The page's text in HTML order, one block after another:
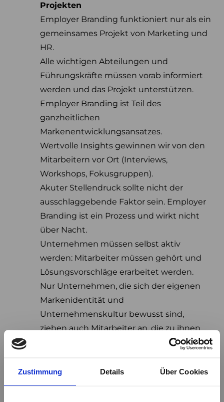
Zustimmung Details Über Cookies
Projekten
Employer Branding funktioniert nur als ein
gemeinsames Projekt von Marketing und
HR.
Alle wichtigen Abteilungen und
Führungskräfte müssen vorab informiert
werden und das Projekt unterstützen.
Employer Branding ist Teil des
ganzheitlichen
Markenentwicklungsansatzes.
Wertvolle Insights gewinnen wir von den
Mitarbeitern vor Ort (Interviews,
Workshops, Fokusgruppen).
Akuter Stellendruck sollte nicht der
ausschlaggebende Faktor sein. Employer
Branding ist ein Prozess und wirkt nicht
über Nacht.
Unternehmen müssen selbst aktiv
werden: Mitarbeiter müssen gehört und
Lösungsvorschläge erarbeitet werden.
Nur Unternehmen, die sich der eigenen
Markenidentität und
Unternehmenskultur bewusst sind,
ziehen auch Mitarbeiter an, die zu ihnen
erfolgreich angenommen werden, wenn
sie von ganz oben vorgelebt wird.